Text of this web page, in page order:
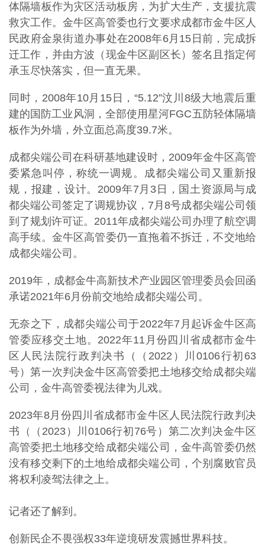
体隔墙板作为灾区活动板房，为扩大生产，支援抗震
救灾工作。金牛区高管委也行文要求成都市金牛区人
民政府金泉街道办事处在2008年6月15日前，完成拆
迁工作，并由方波（现金牛区副区长）签名且指定何
承玉尽快落实，但一直无果。
同时，2008年10月15日，“5.12”汶川8级大地震后重
建的国防工业风洞，全部使用星河FGC五防轻体隔墙
板作为外墙，外立面总高度39.7米。
成都尖端公司在科研基地建设时，2009年金牛区高管
委紧急叫停，称统一调规。成都尖端公司又重新报
规，报建，设计。2009年7月3日，国土资源局与成
都尖端公司签定了调规协议，7月8号成都尖端公司领
到了规划许可证。2011年成都尖端公司办理了航空调
高手续。金牛区高管委仍一直拖着不拆迁，不交地给
成都尖端公司。
2019年，成都金牛高新技术产业园区管理委员会回函
承诺2021年6月份前交地给成都尖端公司。
无奈之下，成都尖端公司于2022年7月起诉金牛区高
管委应移交土地。2022年11月份四川省成都市金牛
区人民法院行政判决书（（2022）川0106行初63
号）第一次判决金牛区高管委把土地移交给成都尖端
公司，金牛高管委视法律为儿戏。
2023年8月份四川省成都市金牛区人民法院行政判决
书（（2023）川0106行初76号）第二次判决金牛区
高管委把土地移交给成都尖端公司，金牛高管委仍然
没有移交剩下的土地给成都尖端公司，个别腐败官员
将权利凌驾法律之上。
记者还了解到。
创新民企不畏强权33年逆境研发震撼世界科技。